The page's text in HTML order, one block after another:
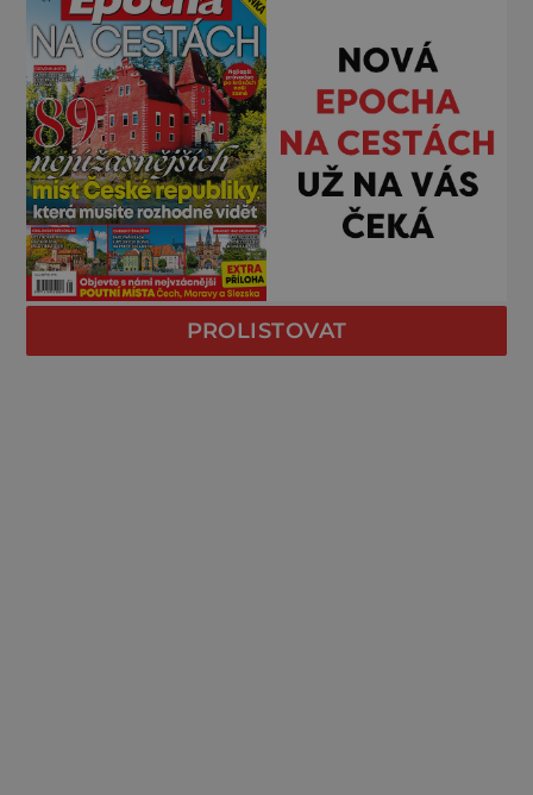
PROLISTOVAT